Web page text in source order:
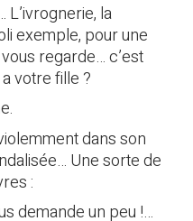
L’ivrognerie, la
exemple, pour une
regarde… c’est
votre fille ?
dans son
Une sorte de
:
demande un peu !…